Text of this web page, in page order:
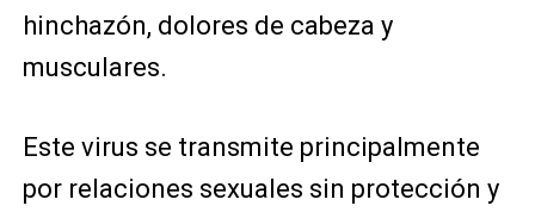
hinchazón, dolores de cabeza y
musculares.
Este virus se transmite principalmente
por relaciones sexuales sin protección y